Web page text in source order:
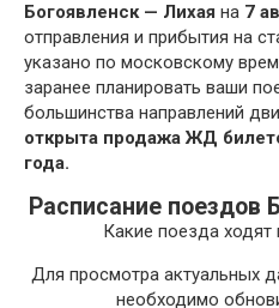
Богоявленск — Лихая на 7
отправления и прибытия на
указано по московскому
заранее планировать ваши
большинства направлений
открыта продажа ЖД
года.
Расписание поездов
Какие поезда
Для просмотра актуальных
необходимо